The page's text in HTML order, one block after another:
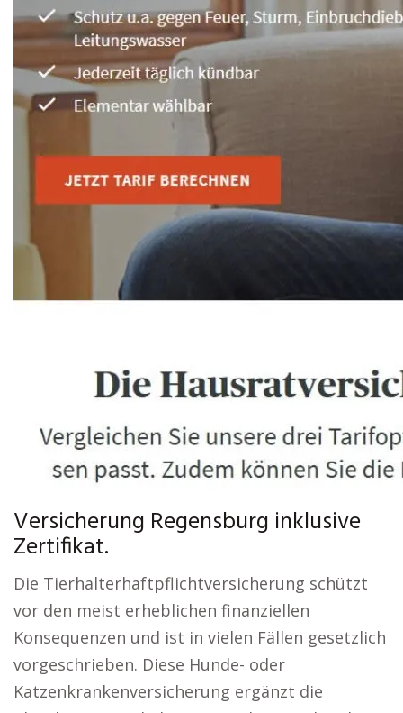
Versicherung Regensburg inklusive
Zertifikat.
Die Tierhalterhaftpflichtversicherung schützt
vor den meist erheblichen finanziellen
Konsequenzen und ist in vielen Fällen gesetzlich
vorgeschrieben. Diese Hunde- oder
Katzenkrankenversicherung ergänzt die